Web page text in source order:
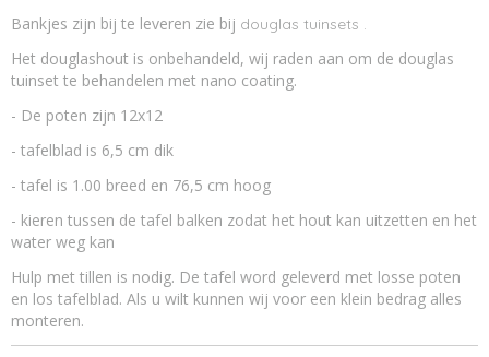
Bankjes zijn bij te leveren zie bij douglas tuinsets .
Het douglashout is onbehandeld, wij raden aan om de douglas
tuinset te behandelen met nano coating.
- De poten zijn 12x12
- tafelblad is 6,5 cm dik
- tafel is 1.00 breed en 76,5 cm hoog
- kieren tussen de tafel balken zodat het hout kan uitzetten en het
water weg kan
Hulp met tillen is nodig. De tafel word geleverd met losse poten
en los tafelblad. Als u wilt kunnen wij voor een klein bedrag alles
monteren.